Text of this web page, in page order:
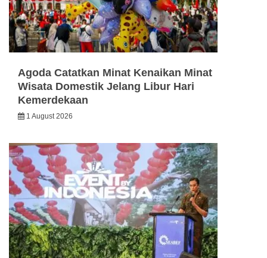
Agoda Catatkan Minat Kenaikan Minat
Wisata Domestik Jelang Libur Hari
Kemerdekaan
1 August 2026